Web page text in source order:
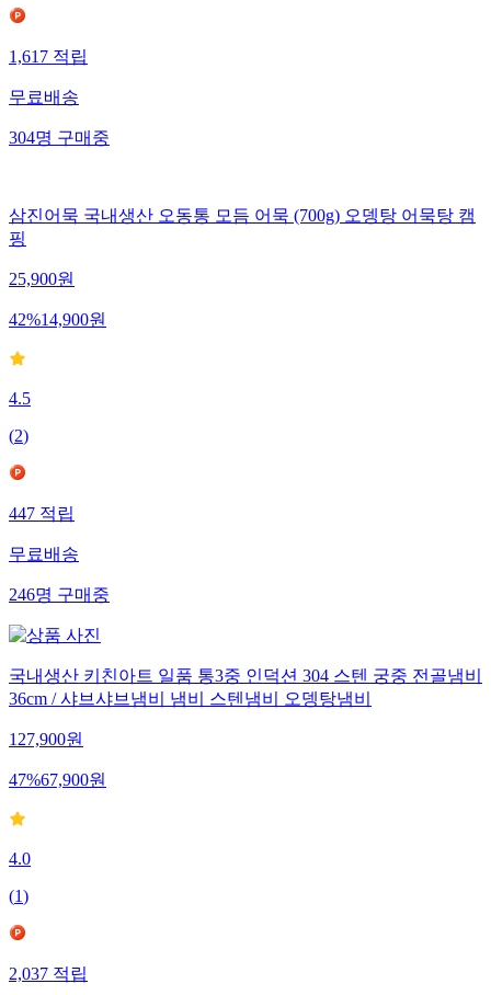
1,617적립
무료배송
304명구매중
삼진어묵 국내생산 오동통 모듬 어묵 (700g) 오뎅탕 어묵탕 캠
핑
25,900원
42%14,900원
4.5
(2)
447적립
무료배송
246명구매중
국내생산 키친아트 일품 통3중 인덕션 304 스텐 궁중 전골냄비
36cm / 샤브샤브냄비 냄비 스텐냄비 오뎅탕냄비
127,900원
47%67,900원
4.0
(1)
2,037적립